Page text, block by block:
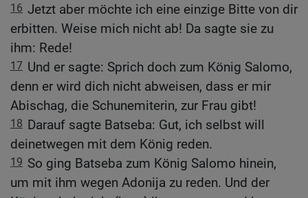
16 Jetzt aber möchte ich eine einzige Bitte von dir
erbitten. Weise mich nicht ab! Da sagte sie zu
ihm: Rede!
17 Und er sagte: Sprich doch zum König Salomo,
denn er wird dich nicht abweisen, dass er mir
Abischag, die Schunemiterin, zur Frau gibt!
18 Darauf sagte Batseba: Gut, ich selbst will
deinetwegen mit dem König reden.
19 So ging Batseba zum König Salomo hinein,
um mit ihm wegen Adonija zu reden. Und der